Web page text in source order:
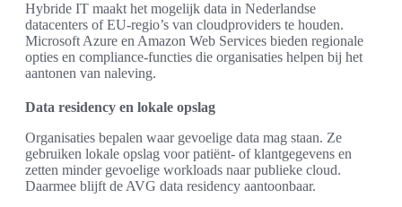
Hybride IT maakt het mogelijk data in Nederlandse
datacenters of EU-regio’s van cloudproviders te houden.
Microsoft Azure en Amazon Web Services bieden regionale
opties en compliance-functies die organisaties helpen bij het
aantonen van naleving.
Data residency en lokale opslag
Organisaties bepalen waar gevoelige data mag staan. Ze
gebruiken lokale opslag voor patiënt- of klantgegevens en
zetten minder gevoelige workloads naar publieke cloud.
Daarmee blijft de AVG data residency aantoonbaar.